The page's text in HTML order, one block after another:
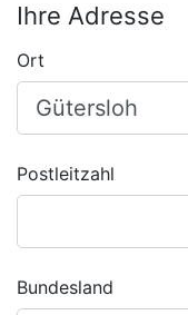
Ihre Adresse
Ort
Postleitzahl
Bundesland